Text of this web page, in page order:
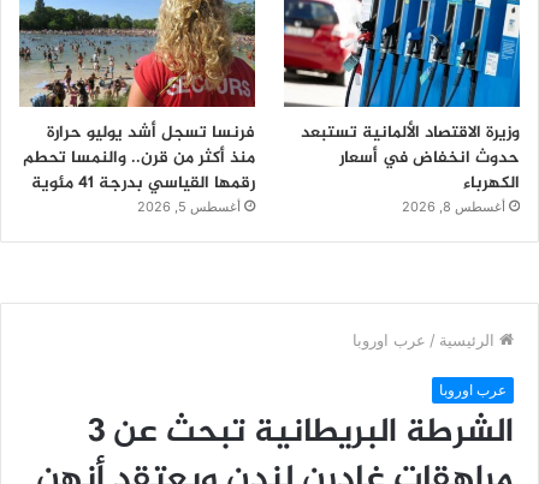
وزيرة الاقتصاد الألمانية تستبعد
حدوث انخفاض في أسعار
الكهرباء
أغسطس 8, 2026
فرنسا تسجل أشد يوليو حرارة
منذ أكثر من قرن.. والنمسا تحطم
رقمها القياسي بدرجة 41 مئوية
أغسطس 5, 2026